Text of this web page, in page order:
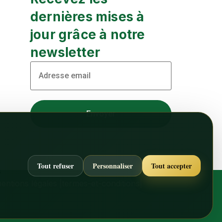
dernières mises à
jour grâce à notre
newsletter
Tout refuser Personnaliser Tout accepter